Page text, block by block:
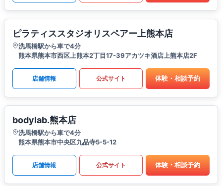
ピラティススタジオリスペアー上熊本店
洗馬橋駅から車で4分
熊本県熊本市西区上熊本2丁目17-39アカツキ酒店上熊本店2F
店舗情報 公式サイト 体験・相談予約
bodylab.熊本店
洗馬橋駅から車で4分
熊本県熊本市中央区九品寺5-5-12
店舗情報 公式サイト 体験・相談予約